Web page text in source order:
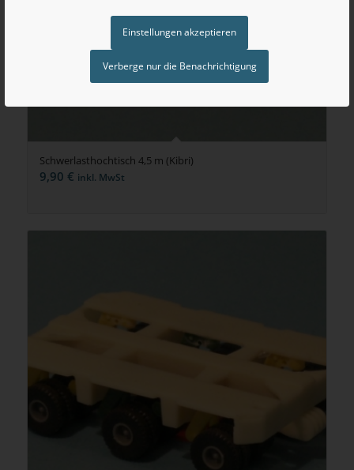
Einstellungen akzeptieren
Verberge nur die Benachrichtigung
Schwerlasthochtisch 4,5 m (Kibri)
9,90 € inkl. MwSt